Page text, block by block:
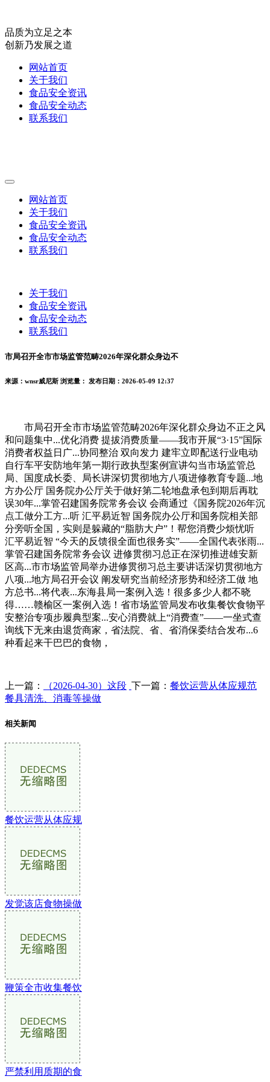
品质为立足之本
创新乃发展之道
网站首页
关于我们
食品安全资讯
食品安全动态
联系我们
网站首页
关于我们
食品安全资讯
食品安全动态
联系我们
关于我们
食品安全资讯
食品安全动态
联系我们
市局召开全市市场监管范畴2026年深化群众身边不
来源：wnsr威尼斯 浏览量： 发布日期：2026-05-09 12:37
市局召开全市市场监管范畴2026年深化群众身边不正之风
和问题集中...优化消费 提拔消费质量——我市开展“3·15”国际
消费者权益日广...协同整治 双向发力 建牢立即配送行业电动
自行车平安防地年第一期行政执型案例宣讲勾当市场监管总
局、国度成长委、局长讲深切贯彻地方八项进修教育专题...地
方办公厅 国务院办公厅关于做好第二轮地盘承包到期后再耽
误30年...掌管召建国务院常务会议 会商通过《国务院2026年沉
点工做分工方...听 汇平易近智 国务院办公厅和国务院相关部
分旁听全国，实则是躲藏的“脂肪大户”！帮您消费少烦忧听
汇平易近智 “今天的反馈很全面也很务实”——全国代表张雨...
掌管召建国务院常务会议 进修贯彻习总正在深切推进雄安新
区高...市市场监管局举办进修贯彻习总主要讲话深切贯彻地方
八项...地方局召开会议 阐发研究当前经济形势和经济工做 地
方总书...将代表...东海县局一案例入选！很多多少人都不晓
得……赣榆区一案例入选！省市场监管局发布收集餐饮食物平
安整治专项步履典型案...安心消费就上“消费查”——一坐式查
询线下无来由退货商家，省法院、省、省消保委结合发布...6
种看起来干巴巴的食物，
上一篇： （2026-04-30）这段 下一篇： 餐饮运营从体应规范
餐具清洗、消毒等操做
相关新闻
餐饮运营从体应规
发觉该店食物操做
鞭策全市收集餐饮
严禁利用质期的食